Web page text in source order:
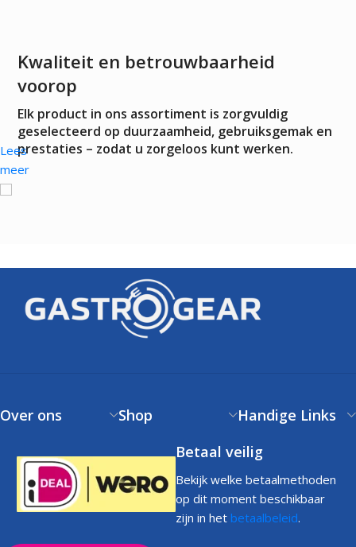
Kwaliteit en betrouwbaarheid
voorop
Elk product in ons assortiment is zorgvuldig
geselecteerd op duurzaamheid, gebruiksgemak en
prestaties – zodat u zorgeloos kunt werken.
Lees
meer
Over ons Shop
Handige Links
Betaal veilig
Bekijk welke betaalmethoden
op dit moment beschikbaar
zijn in het betaalbeleid.